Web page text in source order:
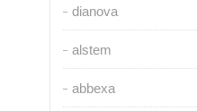
dianova
alstem
abbexa